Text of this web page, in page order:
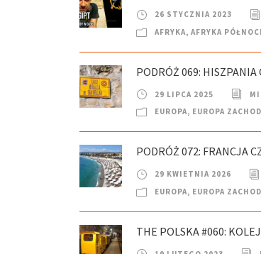
26 STYCZNIA 2023
AFRYKA, AFRYKA
PODRÓŻ 069: HISZPANIA
29 LIPCA 2025
EUROPA, EUROPA
PODRÓŻ 072: FRANCJA
29 KWIETNIA 2026
EUROPA, EUROPA
THE POLSKA #060: